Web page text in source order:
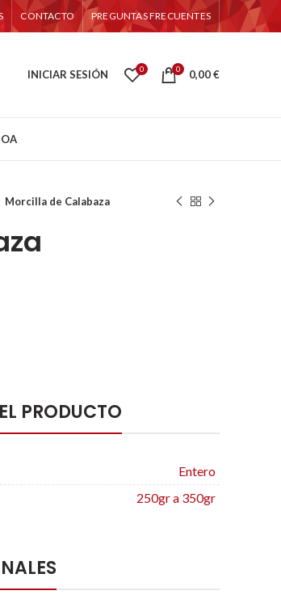
CONTACTO PREGUNTAS FRECUENTES
INICIAR SESIÓN 0 0 0,00€
Morcilla de Calabaza
PRODUCTO
Entero
250gr a 350gr